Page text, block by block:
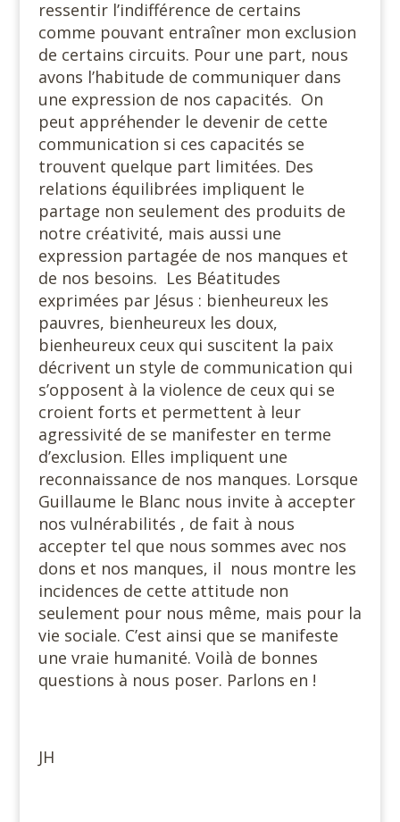
ressentir l’indifférence de certains
comme pouvant entraîner mon exclusion
de certains circuits. Pour une part, nous
avons l’habitude de communiquer dans
une expression de nos capacités. On
peut appréhender le devenir de cette
communication si ces capacités se
trouvent quelque part limitées. Des
relations équilibrées impliquent le
partage non seulement des produits de
notre créativité, mais aussi une
expression partagée de nos manques et
de nos besoins. Les Béatitudes
exprimées par Jésus : bienheureux les
pauvres, bienheureux les doux,
bienheureux ceux qui suscitent la paix
décrivent un style de communication qui
s’opposent à la violence de ceux qui se
croient forts et permettent à leur
agressivité de se manifester en terme
d’exclusion. Elles impliquent une
reconnaissance de nos manques. Lorsque
Guillaume le Blanc nous invite à accepter
nos vulnérabilités , de fait à nous
accepter tel que nous sommes avec nos
dons et nos manques, il nous montre les
incidences de cette attitude non
seulement pour nous même, mais pour la
vie sociale. C’est ainsi que se manifeste
une vraie humanité. Voilà de bonnes
questions à nous poser. Parlons en !
JH